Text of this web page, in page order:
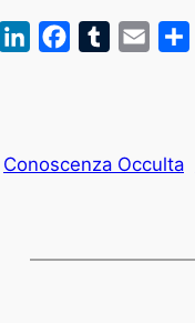
WhatsAppLinkedInFacebookTumblrEmail
Conoscenza Occulta